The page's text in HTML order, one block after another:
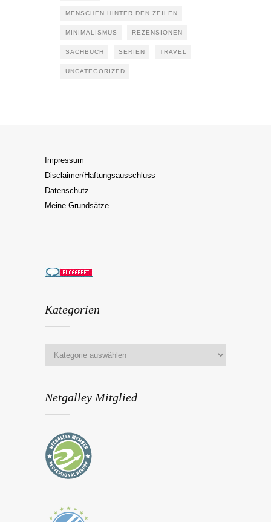
MENSCHEN HINTER DEN ZEILEN
MINIMALISMUS REZENSIONEN
SACHBUCH SERIEN TRAVEL
UNCATEGORIZED
Impressum
Disclaimer/Haftungsausschluss
Datenschutz
Meine Grundsätze
Kategorien
Netgalley Mitglied